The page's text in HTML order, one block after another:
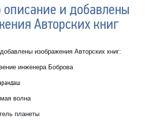
и добавлены
Авторских книг
изображения Авторских книг:
инженера Боброва
волна
планеты